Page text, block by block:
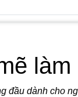
đầu dành cho